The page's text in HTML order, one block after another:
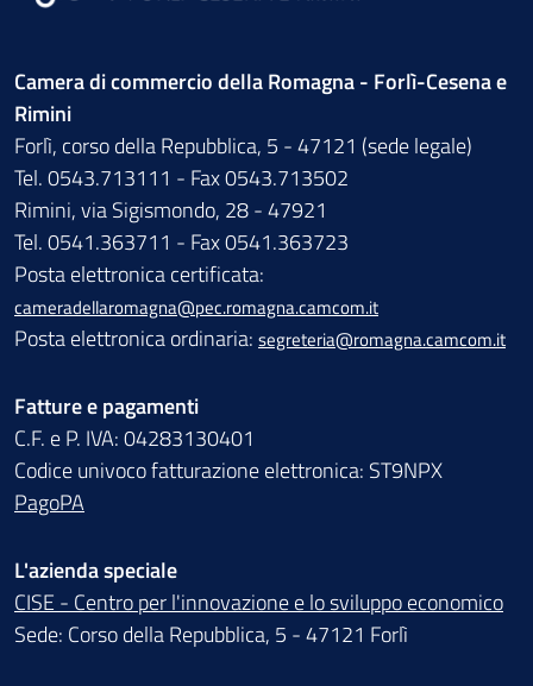
Camera di commercio della Romagna - Forlì-Cesena e
Rimini
Forlì, corso della Repubblica, 5 - 47121 (sede legale)
Tel. 0543.713111 - Fax 0543.713502
Rimini, via Sigismondo, 28 - 47921
Tel. 0541.363711 - Fax 0541.363723
Posta elettronica certificata:
cameradellaromagna@pec.romagna.camcom.it
Posta elettronica ordinaria: segreteria@romagna.camcom.it
Fatture e pagamenti
C.F. e P. IVA: 04283130401
Codice univoco fatturazione elettronica: ST9NPX
PagoPA
L'azienda speciale
CISE - Centro per l'innovazione e lo sviluppo economico
Sede: Corso della Repubblica, 5 - 47121 Forlì